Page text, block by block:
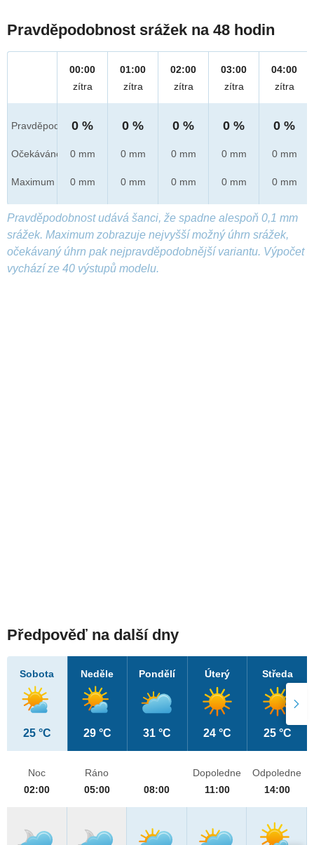
Pravděpodobnost srážek na 48 hodin
Pravděpod.
Očekáváno
Maximum
00:00
zítra
0 %
0 mm
0 mm
01:00
zítra
0 %
0 mm
0 mm
02:00
zítra
0 %
0 mm
0 mm
03:00
zítra
0 %
0 mm
0 mm
04:00
zítra
0 %
0 mm
0 mm
Pravděpodobnost udává šanci, že spadne alespoň 0,1 mm
srážek. Maximum zobrazuje nejvyšší možný úhrn srážek,
očekávaný úhrn pak nejpravděpodobnější variantu. Výpočet
vychází ze 40 výstupů modelu.
Předpověď na další dny
Sobota
25 °C
Neděle
29 °C
Pondělí
31 °C
Úterý
24 °C
Středa
25 °C
Noc
02:00
Ráno
05:00
08:00
Dopoledne
11:00
Odpoledne
14:00